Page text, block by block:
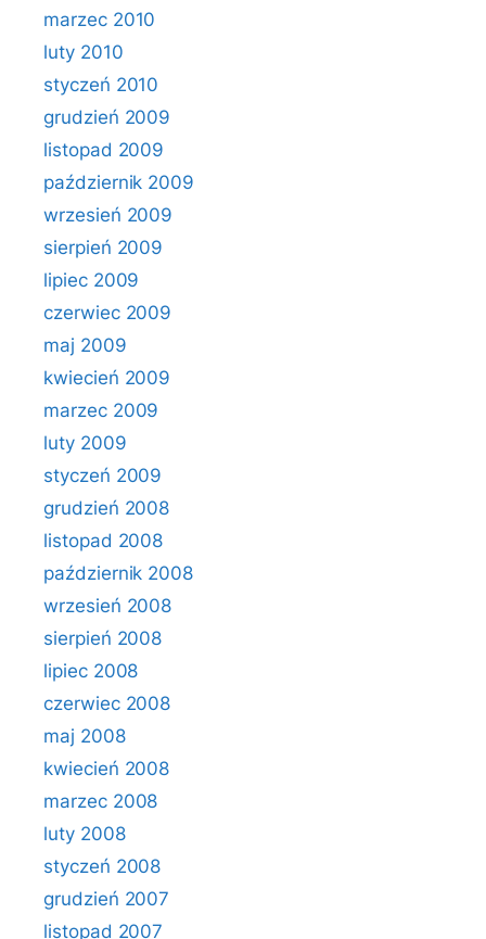
marzec 2010
luty 2010
styczeń 2010
grudzień 2009
listopad 2009
październik 2009
wrzesień 2009
sierpień 2009
lipiec 2009
czerwiec 2009
maj 2009
kwiecień 2009
marzec 2009
luty 2009
styczeń 2009
grudzień 2008
listopad 2008
październik 2008
wrzesień 2008
sierpień 2008
lipiec 2008
czerwiec 2008
maj 2008
kwiecień 2008
marzec 2008
luty 2008
styczeń 2008
grudzień 2007
listopad 2007